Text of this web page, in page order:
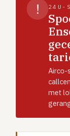
Klussen
SPOED 24/7
CV-storing
Airco-storing
Warmtepomp-
Daklekkage
Afvoer verstopt
! 24U-
Airco-
met